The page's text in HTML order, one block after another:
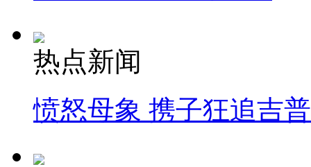
热点新闻
愤怒母象 携子狂追吉